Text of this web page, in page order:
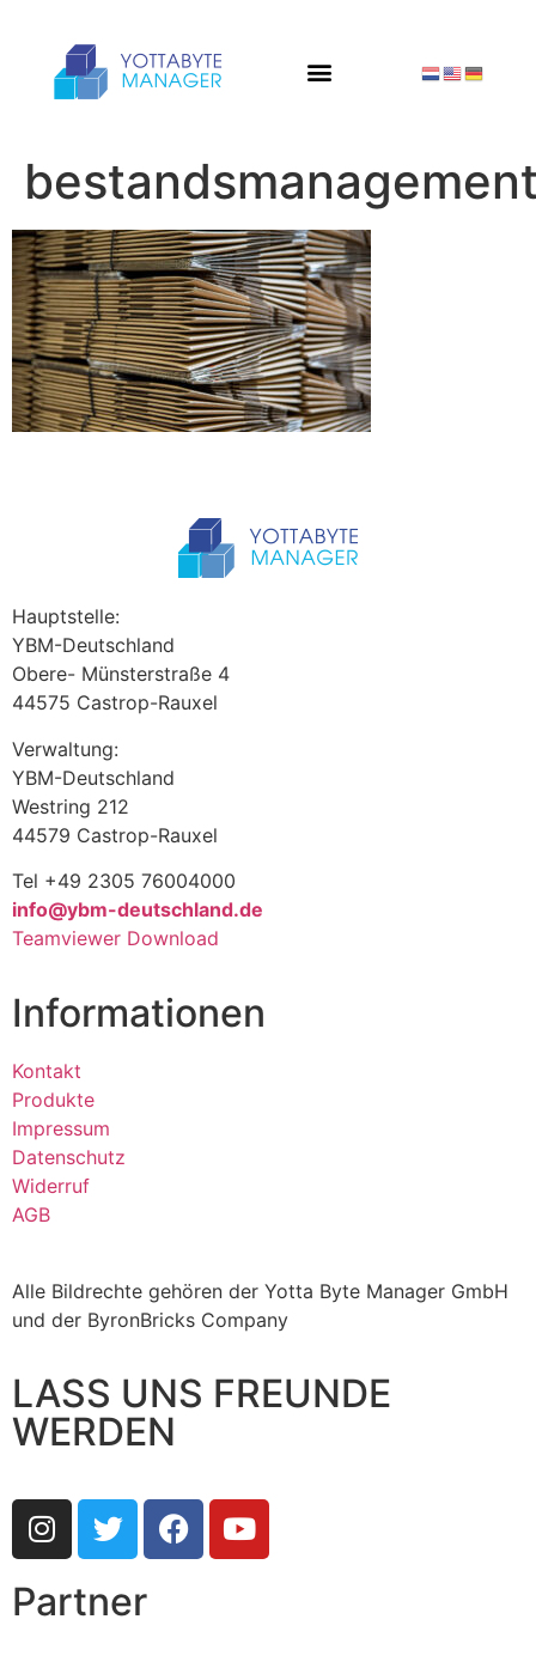
Hauptstelle:
YBM-Deutschland
Obere- Münsterstraße 4
44575 Castrop-Rauxel
Verwaltung:
YBM-Deutschland
Westring 212
44579 Castrop-Rauxel
Tel +49 2305 76004000
info@ybm-deutschland.de
Teamviewer Download
Informationen
Kontakt
Produkte
Impressum
Datenschutz
Widerruf
AGB
Alle Bildrechte gehören der Yotta Byte Manager GmbH
und der ByronBricks Company
LASS UNS FREUNDE
WERDEN
Partner